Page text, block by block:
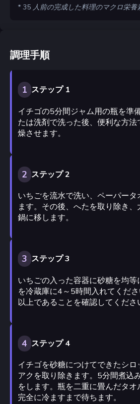
* 35 人前の完成した料理のマクロ栄養
調理手順
1 ステップ 1
イチゴの5分間ジャム用の瓶を準
たは洗剤で洗った後、便利な方
燥させます。
2 ステップ 2
いちごを流水で洗い、ペーパー
ます。その後、へたを取り除き
鍋に移します。
3 ステップ 3
いちごの入った容器に砂糖を均
を冷蔵庫に4～5時間入れてくだ
以上であることを確認してくださ
4 ステップ 4
イチゴを砂糖につけてできたシ
アクを取り除きます。5分間煮込
をします。瓶を二重に畳んだタ
完全に冷ますまで待ちます。